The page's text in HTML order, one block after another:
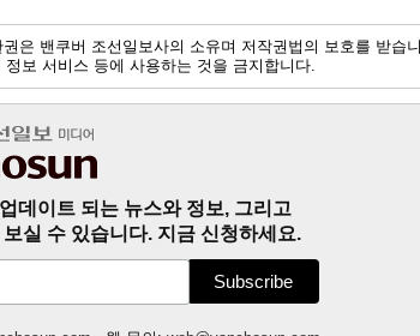
은 밴쿠버 조선일보사의 소유며 저작권법의 보호를 받습니
보 서비스 등에 사용하는 것을 금지합니다.
데이트 되는 뉴스와 정보, 그리고
실 수 있습니다. 지금 신청하세요.